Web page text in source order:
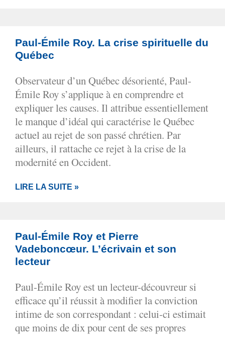
Paul-Émile Roy. La crise spirituelle du
Québec
Observateur d’un Québec désorienté, Paul-
Émile Roy s’applique à en comprendre et
expliquer les causes. Il attribue essentiellement
le manque d’idéal qui caractérise le Québec
actuel au rejet de son passé chrétien. Par
ailleurs, il rattache ce rejet à la crise de la
modernité en Occident.
LIRE LA SUITE »
Paul-Émile Roy et Pierre
Vadeboncœur. L’écrivain et son
lecteur
Paul-Émile Roy est un lecteur-découvreur si
efficace qu’il réussit à modifier la conviction
intime de son correspondant : celui‑ci estimait
que moins de dix pour cent de ses propres